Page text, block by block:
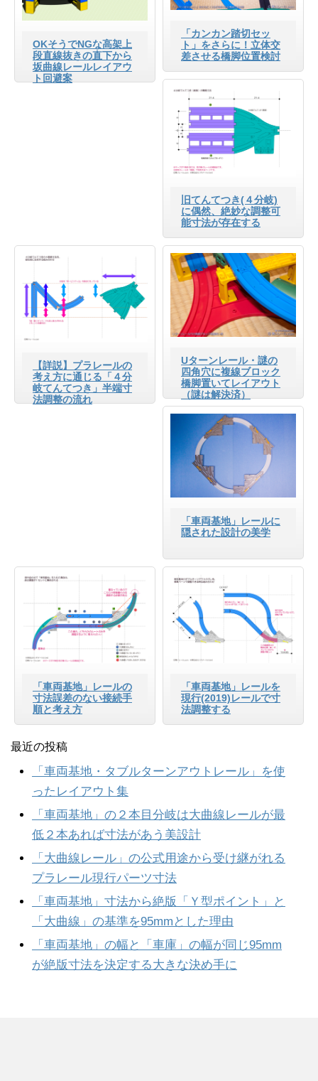
OKそうでNGな高架上
段直線抜きの直下から
坂曲線レールレイアウ
ト回避案
「カンカン踏切セッ
ト」をさらに！立体交
差させる橋脚位置検討
旧てんてつき(４分岐)
に偶然、絶妙な調整可
能寸法が存在する
【詳説】プラレールの
考え方に通じる「４分
岐てんてつき」半端寸
法調整の流れ
Uターンレール・謎の
四角穴に複線ブロック
橋脚置いてレイアウト
（謎は解決済）
「車両基地」レールに
隠された設計の美学
「車両基地」レールの
寸法誤差のない接続手
順と考え方
「車両基地」レールを
現行(2019)レールで寸
法調整する
最近の投稿
「車両基地・タブルターンアウトレール」を使
ったレイアウト集
「車両基地」の２本目分岐は大曲線レールが最
低２本あれば寸法があう美設計
「大曲線レール」の公式用途から受け継がれる
プラレール現行パーツ寸法
「車両基地」寸法から絶版「Ｙ型ポイント」と
「大曲線」の基準を95mmとした理由
「車両基地」の幅と「車庫」の幅が同じ95mm
が絶版寸法を決定する大きな決め手に